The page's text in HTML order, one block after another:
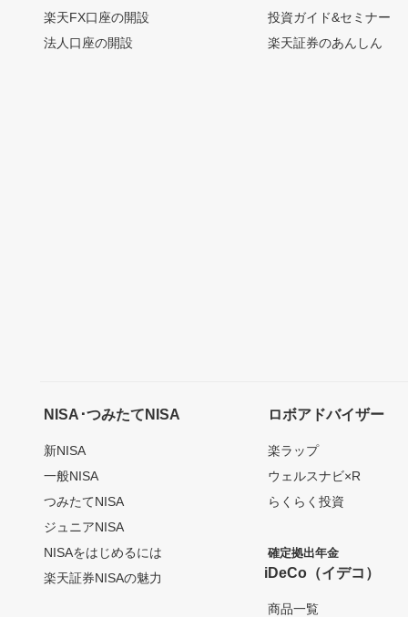
楽天FX口座の開設
法人口座の開設
投資ガイド&セミナー
楽天証券のあんしん
NISA･つみたてNISA
新NISA
一般NISA
つみたてNISA
ジュニアNISA
NISAをはじめるには
楽天証券NISAの魅力
ロボアドバイザー
楽ラップ
ウェルスナビ×R
らくらく投資
確定拠出年金
iDeCo（イデコ）
商品一覧